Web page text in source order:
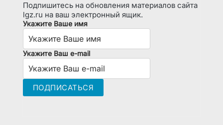
Подпишитесь на обновления материалов сайта
lgz.ru на ваш электронный ящик.
Укажите Ваше имя
Укажите Ваш e-mail